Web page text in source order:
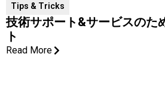
Tips & Tricks
技術サポート&サービスのた
ト
Read More